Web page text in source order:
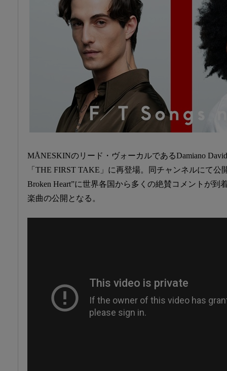
MÅNESKINのリード・ヴォーカルであるDamiano
「THE FIRST TAKE」に再登場。同チャンネルにて公
Broken Heart”に世界各国から多くの絶賛コメントが到
楽曲の公開となる。